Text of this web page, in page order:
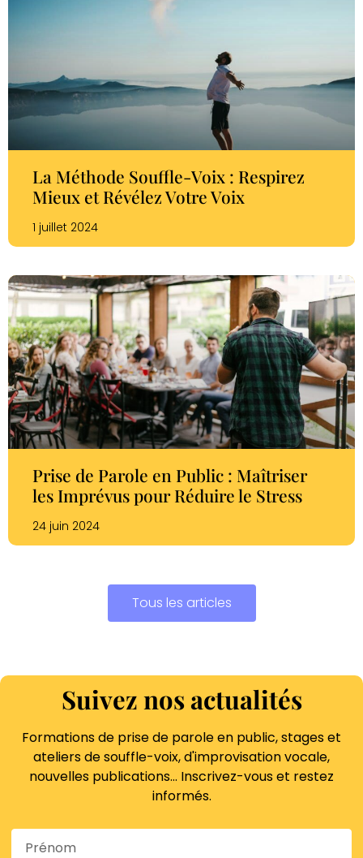
La Méthode Souffle-Voix : Respirez
Mieux et Révélez Votre Voix
1 juillet 2024
Prise de Parole en Public : Maîtriser
les Imprévus pour Réduire le Stress
24 juin 2024
Tous les articles
Suivez nos actualités
Formations de prise de parole en public, stages et
ateliers de souffle-voix, d'improvisation vocale,
nouvelles publications… Inscrivez-vous et restez
informés.